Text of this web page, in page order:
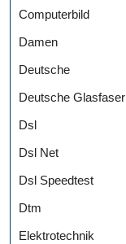
Computerbild
Damen
Deutsche
Deutsche Glasfaser
Dsl
Dsl Net
Dsl Speedtest
Dtm
Elektrotechnik